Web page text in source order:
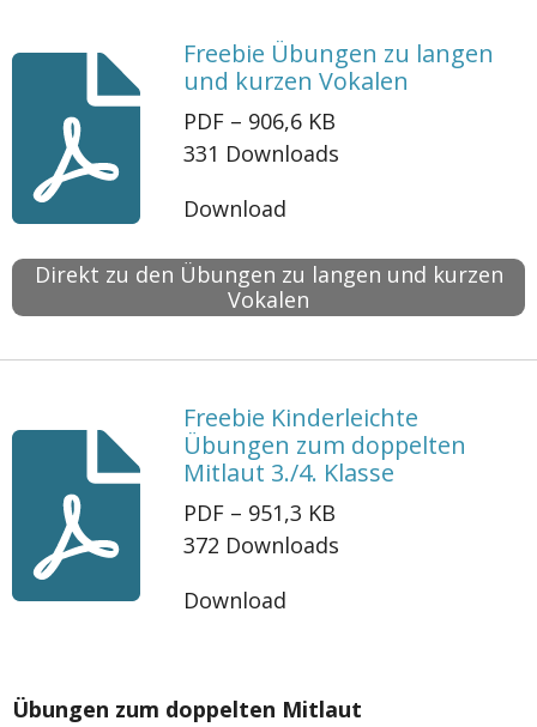
Freebie Übungen zu langen
und kurzen Vokalen
PDF – 906,6 KB
331 Downloads
Download
Direkt zu den Übungen zu langen und kurzen
Vokalen
Freebie Kinderleichte
Übungen zum doppelten
Mitlaut 3./4. Klasse
PDF – 951,3 KB
372 Downloads
Download
Übungen zum doppelten Mitlaut